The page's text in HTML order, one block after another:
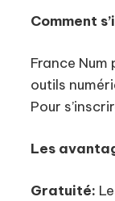
Comment
France
outils
Pour
Les
Gratuité: